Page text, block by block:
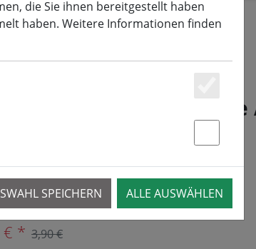
DecoPower Batterie
als 10 verfügbar
€ * 3,90 €
die Sie ihnen bereitgestellt haben
haben. Weitere Informationen finden
SPEICHERN ALLE AUSWÄHLEN